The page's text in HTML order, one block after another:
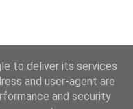
to deliver its services
and user-agent are
and security